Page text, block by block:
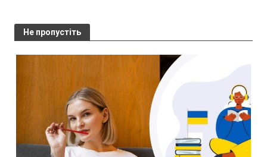
Не пропустіть